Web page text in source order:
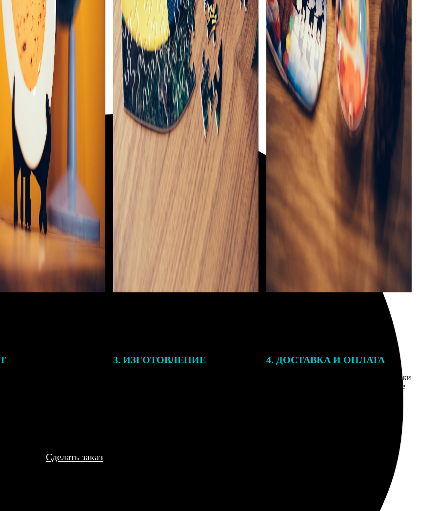
3. ИЗГОТОВЛЕНИЕ 4. ДОСТАВКА И ОПЛАТА
Введите адрес и выберите способ доставки
заказа. Если у вас есть промокод, введите
Сделать заказ